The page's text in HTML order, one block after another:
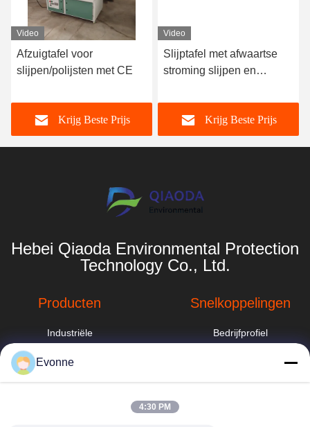
Video
Afzuigtafel voor
slijpen/polijsten met CE
Krijg Beste Prijs
Video
Slijptafel met afwaartse
stroming slijpen en
werkbank
Krijg Beste Prijs
Hebei Qiaoda Environmental Protection
Technology Co., Ltd.
Producten
Industriële
stofafzuigsysteem
Snelkoppelingen
Bedrijfprofiel
Evonne
4:30 PM